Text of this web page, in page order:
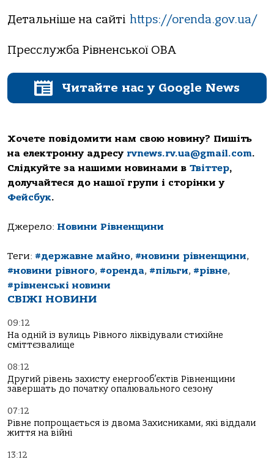
Детальніше на сайті https://orenda.gov.ua/
Пресслужба Рівненської ОВА
Читайте нас у Google News
Хочете повідомити нам свою новину? Пишіть
на електронну адресу rvnews.rv.ua@gmail.com.
Слідкуйте за нашими новинами в Твіттер,
долучайтеся до нашої групи і сторінки у
Фейсбук.
Джерело: Новини Рівненщини
Теги: #державне майно, #новини рівненщини,
#новини рівного, #оренда, #пільги, #рівне,
#рівненські новини
СВІЖІ НОВИНИ
09:12
На одній із вулиць Рівного ліквідували стихійне
сміттєзвалище
08:12
Другий рівень захисту енергооб’єктів Рівненщини
завершать до початку опалювального сезону
07:12
Рівне попрощається із двома Захисниками, які віддали
життя на війні
13:12